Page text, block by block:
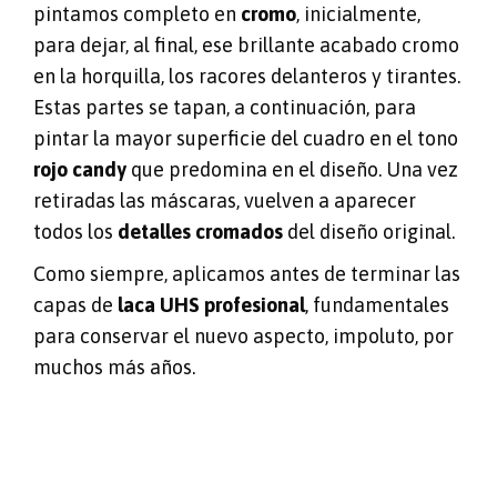
pintamos completo en cromo, inicialmente,
para dejar, al final, ese brillante acabado cromo
en la horquilla, los racores delanteros y tirantes.
Estas partes se tapan, a continuación, para
pintar la mayor superficie del cuadro en el tono
rojo candy que predomina en el diseño. Una vez
retiradas las máscaras, vuelven a aparecer
todos los detalles cromados del diseño original.
Como siempre, aplicamos antes de terminar las
capas de laca UHS profesional, fundamentales
para conservar el nuevo aspecto, impoluto, por
muchos más años.